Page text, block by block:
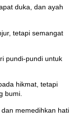
duka, dan ayah
tetapi semangat
pundi-pundi untuk
hikmat, tetapi
bumi.
memedihkan hati